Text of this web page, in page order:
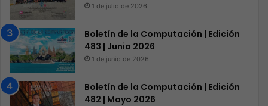
1 de julio de 2026
Boletín de la Computación | Edición
483 | Junio 2026
1 de junio de 2026
Boletín de la Computación | Edición
482 | Mayo 2026